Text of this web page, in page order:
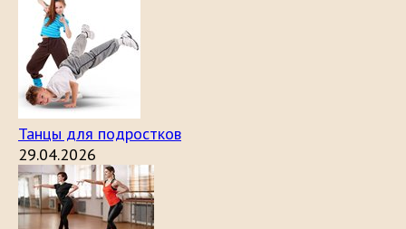
Танцы для подростков
29.04.2026